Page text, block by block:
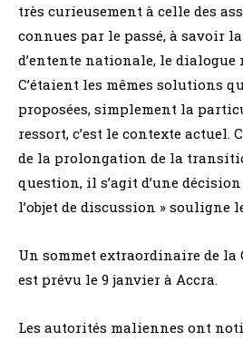
très curieusement à celle des
connues par le passé, à savoir
d’entente nationale, le
C’étaient les mêmes solutions
proposées, simplement la
ressort, c’est le contexte actuel.
de la prolongation de la
question, il s’agit d’une
l’objet de discussion » souligne
Un sommet extraordinaire de la
est prévu le 9 janvier à Accra.
Les autorités maliennes ont